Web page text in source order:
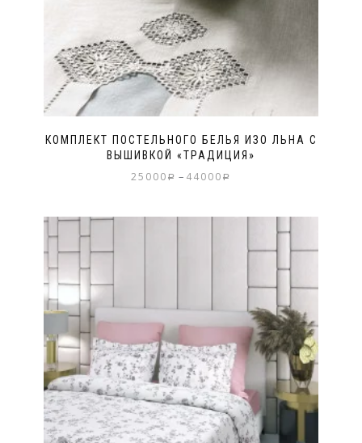
КОМПЛЕКТ ПОСТЕЛЬНОГО БЕЛЬЯ ИЗО ЛЬНА С
ВЫШИВКОЙ «ТРАДИЦИЯ»
25000 Р – 44000 Р